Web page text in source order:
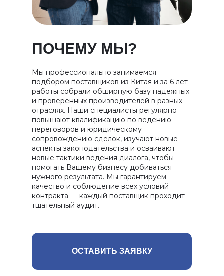
ПОЧЕМУ МЫ?
Мы профессионально занимаемся
подбором поставщиков из Китая и за 6 лет
работы собрали обширную базу надежных
и проверенных производителей в разных
отраслях. Наши специалисты регулярно
повышают квалификацию по ведению
переговоров и юридическому
сопровождению сделок, изучают новые
аспекты законодательства и осваивают
новые тактики ведения диалога, чтобы
помогать Вашему бизнесу добиваться
нужного результата. Мы гарантируем
качество и соблюдение всех условий
контракта — каждый поставщик проходит
тщательный аудит.
ОСТАВИТЬ ЗАЯВКУ